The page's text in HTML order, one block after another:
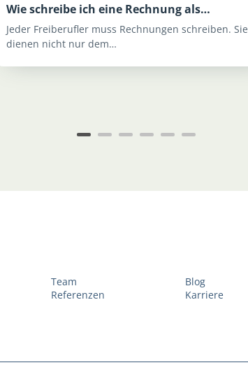
Wie schreibe ich eine Rechnung als…
Jeder Freiberufler muss Rechnungen schreiben. Sie
dienen nicht nur dem…
Team
Referenzen
Blog
Karriere